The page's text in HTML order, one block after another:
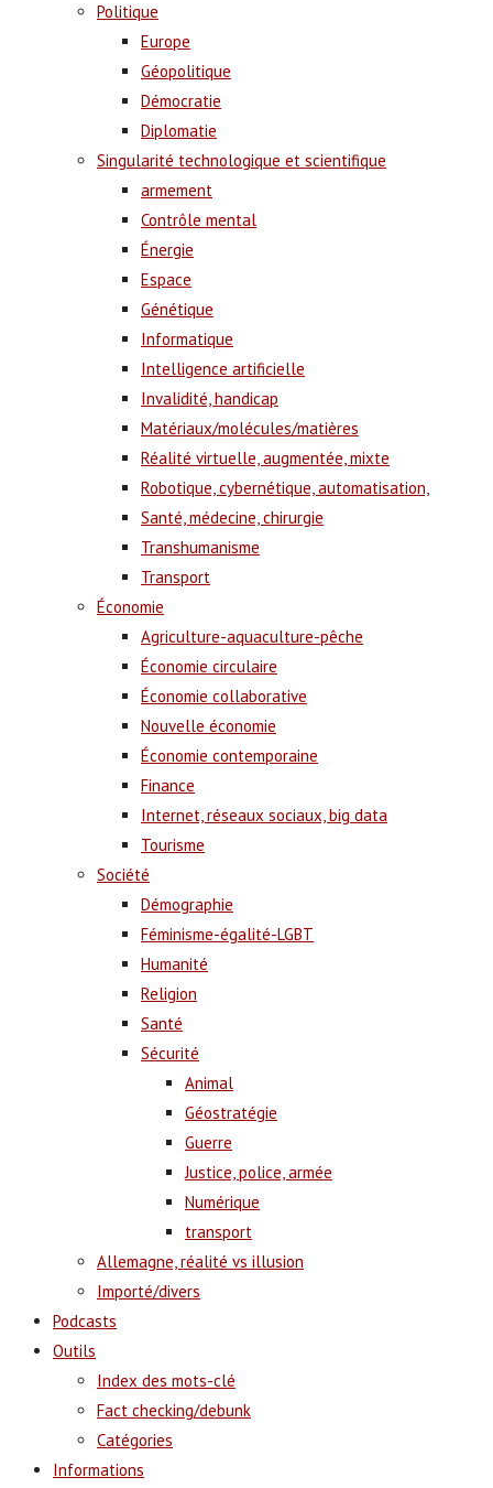
Politique
Europe
Géopolitique
Démocratie
Diplomatie
Singularité technologique et scientifique
armement
Contrôle mental
Énergie
Espace
Génétique
Informatique
Intelligence artificielle
Invalidité, handicap
Matériaux/molécules/matières
Réalité virtuelle, augmentée, mixte
Robotique, cybernétique, automatisation,
Santé, médecine, chirurgie
Transhumanisme
Transport
Économie
Agriculture-aquaculture-pêche
Économie circulaire
Économie collaborative
Nouvelle économie
Économie contemporaine
Finance
Internet, réseaux sociaux, big data
Tourisme
Société
Démographie
Féminisme-égalité-LGBT
Humanité
Religion
Santé
Sécurité
Animal
Géostratégie
Guerre
Justice, police, armée
Numérique
transport
Allemagne, réalité vs illusion
Importé/divers
Podcasts
Outils
Index des mots-clé
Fact checking/debunk
Catégories
Informations